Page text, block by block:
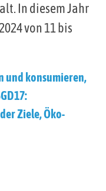
In diesem Jahr
von 11 bis
und konsumieren,
Ziele,Öko-